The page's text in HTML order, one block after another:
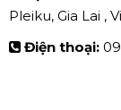
Pleiku, Gia Lai ,
Điện thoại: